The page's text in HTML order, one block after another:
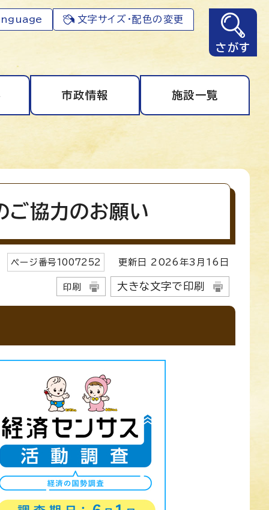
文字サイズ・配色の変更
さがす
市政情報 施設一覧
ご協力のお願い
ページ番号1007252 更新日 2026 年3月 16 日
印刷 大きな文字で印刷